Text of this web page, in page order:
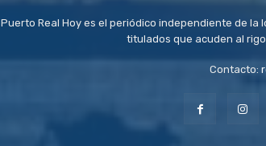
Puerto Real Hoy es el periódico independiente de la
titulados que acuden al
Contacto: